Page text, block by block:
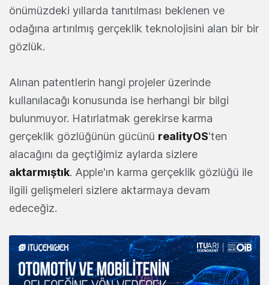
önümüzdeki yıllarda tanıtılması beklenen ve
odağına artırılmış gerçeklik teknolojisini alan bir bir
gözlük.
Alınan patentlerin hangi projeler üzerinde
kullanılacağı konusunda ise herhangi bir bilgi
bulunmuyor. Hatırlatmak gerekirse karma
gerçeklik gözlüğünün gücünü realityOS'ten
alacağını da geçtiğimiz aylarda sizlere
aktarmıştık. Apple'ın karma gerçeklik gözlüğü ile
ilgili gelişmeleri sizlere aktarmaya devam
edeceğiz.